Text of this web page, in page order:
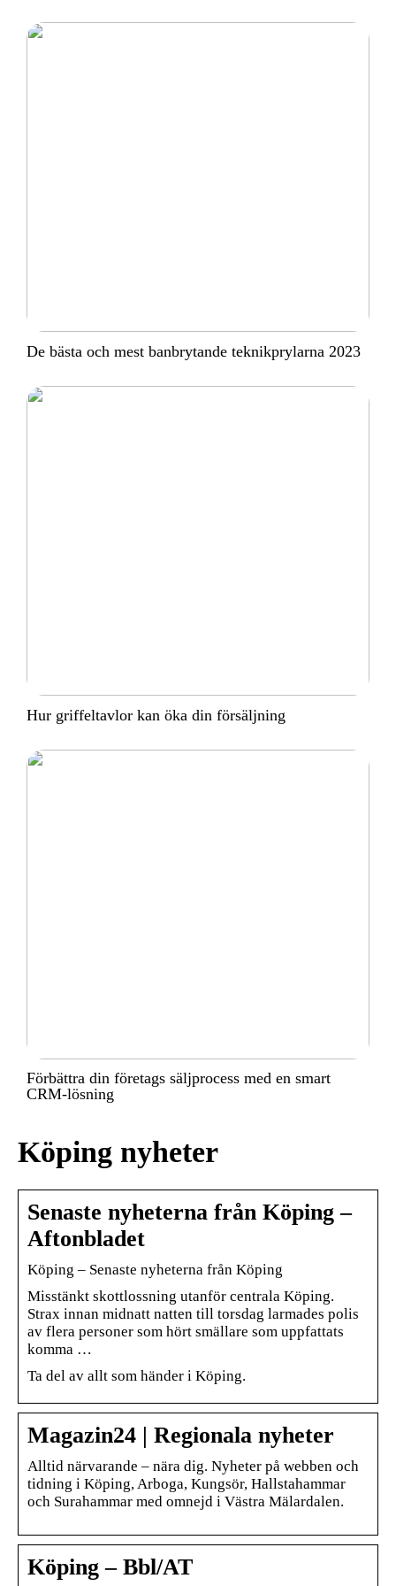
De bästa och mest banbrytande teknikprylarna 2023
Hur griffeltavlor kan öka din försäljning
Förbättra din företags säljprocess med en smart
CRM-lösning
Köping nyheter
Senaste nyheterna från Köping –
Aftonbladet
Köping – Senaste nyheterna från Köping
Misstänkt skottlossning utanför centrala Köping.
Strax innan midnatt natten till torsdag larmades polis
av flera personer som hört smällare som uppfattats
komma …
Ta del av allt som händer i Köping.
Magazin24 | Regionala nyheter
Alltid närvarande – nära dig. Nyheter på webben och
tidning i Köping, Arboga, Kungsör, Hallstahammar
och Surahammar med omnejd i Västra Mälardalen.
Köping – Bbl/AT